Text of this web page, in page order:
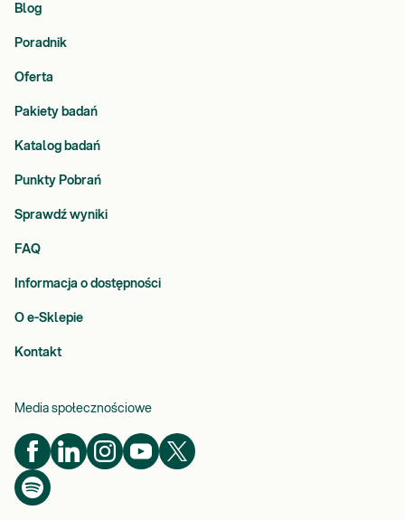
Blog
Poradnik
Oferta
Pakiety badań
Katalog badań
Punkty Pobrań
Sprawdź wyniki
FAQ
Informacja o dostępności
O e-Sklepie
Kontakt
Media społecznościowe